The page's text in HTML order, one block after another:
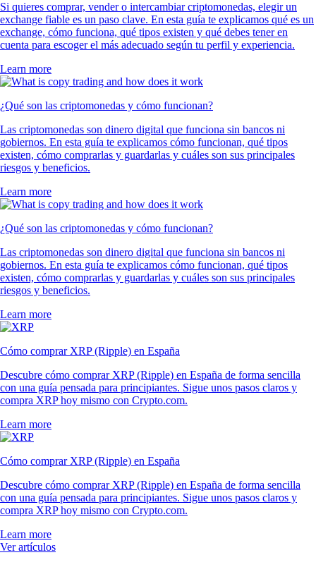
Si quieres comprar, vender o intercambiar criptomonedas, elegir un
exchange fiable es un paso clave. En esta guía te explicamos qué es un
exchange, cómo funciona, qué tipos existen y qué debes tener en
cuenta para escoger el más adecuado según tu perfil y experiencia.
Learn more
¿Qué son las criptomonedas y cómo funcionan?
Las criptomonedas son dinero digital que funciona sin bancos ni
gobiernos. En esta guía te explicamos cómo funcionan, qué tipos
existen, cómo comprarlas y guardarlas y cuáles son sus principales
riesgos y beneficios.
Learn more
¿Qué son las criptomonedas y cómo funcionan?
Las criptomonedas son dinero digital que funciona sin bancos ni
gobiernos. En esta guía te explicamos cómo funcionan, qué tipos
existen, cómo comprarlas y guardarlas y cuáles son sus principales
riesgos y beneficios.
Learn more
Cómo comprar XRP (Ripple) en España
Descubre cómo comprar XRP (Ripple) en España de forma sencilla
con una guía pensada para principiantes. Sigue unos pasos claros y
compra XRP hoy mismo con Crypto.com.
Learn more
Cómo comprar XRP (Ripple) en España
Descubre cómo comprar XRP (Ripple) en España de forma sencilla
con una guía pensada para principiantes. Sigue unos pasos claros y
compra XRP hoy mismo con Crypto.com.
Learn more
Ver artículos